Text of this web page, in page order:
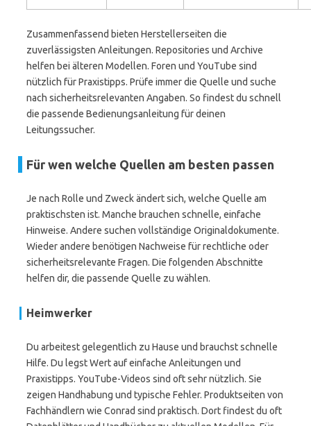
Zusammenfassend bieten Herstellerseiten die
zuverlässigsten Anleitungen. Repositories und Archive
helfen bei älteren Modellen. Foren und YouTube sind
nützlich für Praxistipps. Prüfe immer die Quelle und suche
nach sicherheitsrelevanten Angaben. So findest du schnell
die passende Bedienungsanleitung für deinen
Leitungssucher.
Für wen welche Quellen am besten passen
Je nach Rolle und Zweck ändert sich, welche Quelle am
praktischsten ist. Manche brauchen schnelle, einfache
Hinweise. Andere suchen vollständige Originaldokumente.
Wieder andere benötigen Nachweise für rechtliche oder
sicherheitsrelevante Fragen. Die folgenden Abschnitte
helfen dir, die passende Quelle zu wählen.
Heimwerker
Du arbeitest gelegentlich zu Hause und brauchst schnelle
Hilfe. Du legst Wert auf einfache Anleitungen und
Praxistipps. YouTube-Videos sind oft sehr nützlich. Sie
zeigen Handhabung und typische Fehler. Produktseiten von
Fachhändlern wie Conrad sind praktisch. Dort findest du oft